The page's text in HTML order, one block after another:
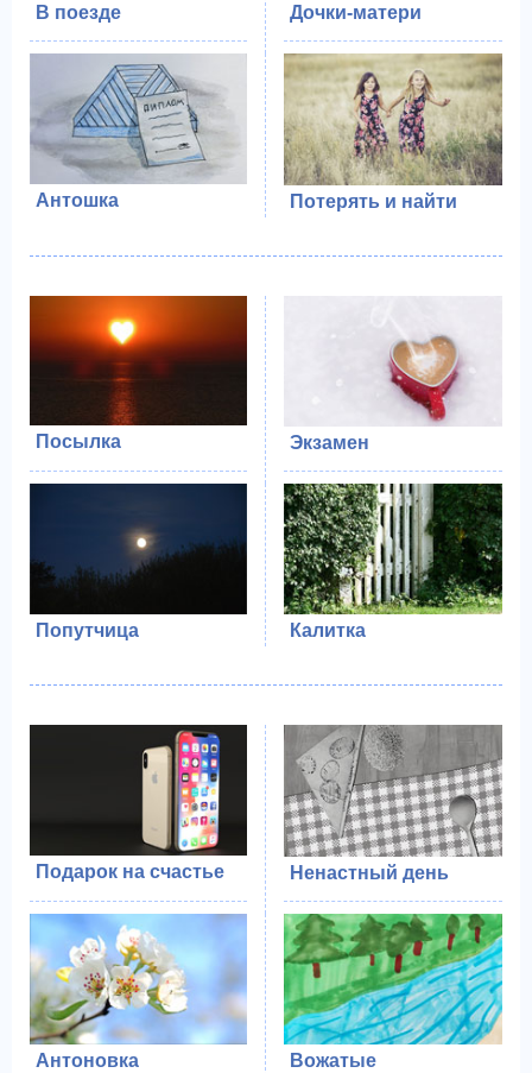
В поезде Дочки-матери
Антошка Потерять и найти
Посылка Экзамен
Попутчица Калитка
Подарок на счастье Ненастный день
Антоновка Вожатые